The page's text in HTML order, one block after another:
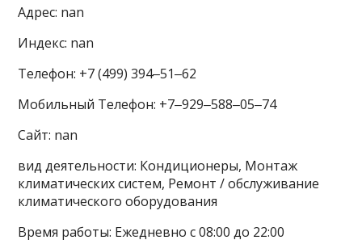
Адрес: nan
Индекс: nan
Телефон: +7 (499) 394‒51‒62
Мобильный Телефон: +7‒929‒588‒05‒74
Сайт: nan
вид деятельности: Кондиционеры, Монтаж
климатических систем, Ремонт / обслуживание
климатического оборудования
Время работы: Ежедневно с 08:00 до 22:00